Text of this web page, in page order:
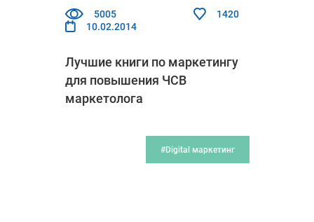
5005
1420
10.02.2014
Лучшие книги по маркетингу
для повышения ЧСВ
маркетолога
#Digital маркетинг